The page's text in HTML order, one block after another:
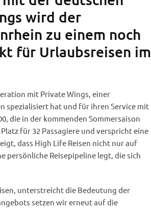
wird der
zu einem noch
für Urlaubsreisen im
mit Private Wings, einer
spezialisiert hat und für ihren Service mit
die in der kommenden Sommersaison
für 32 Passagiere und verspricht eine
dass High Life Reisen nicht nur auf
persönliche Reisepipeline legt, die sich
unterstreicht die Bedeutung der
setzen wir erneut auf die